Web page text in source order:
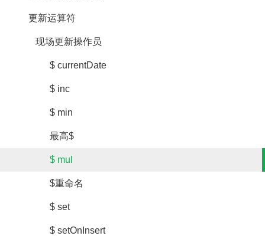
更新运算符
现场更新操作员
$ currentDate
$ inc
$ min
最高$
$ mul
$重命名
$ set
$ setOnInsert